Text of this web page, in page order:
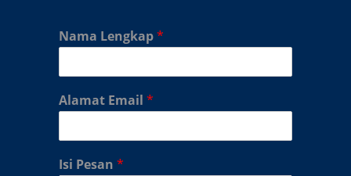
Nama Lengkap*
Alamat Email *
Isi Pesan *